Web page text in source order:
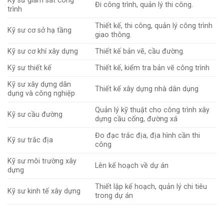
trình
Đi công trình, quản lý thi công.
Kỹ sư cơ sở hạ tầng
Thiết kế, thi công, quản lý công trình
giao thông.
Kỹ sư cơ khí xây dựng
Thiết kế bản vẽ, cầu đường.
Kỹ sư thiết kế
Thiết kế, kiểm tra bản vẽ công trình
Kỹ sư xây dựng dân
dụng và công nghiệp
Thiết kế xây dựng nhà dân dụng
Kỹ sư cầu đường
Quản lý kỹ thuật cho công trình xây
dựng cầu cống, đường xá
Kỹ sư trắc địa
Đo đạc trắc địa, địa hình cần thi
công
Kỹ sư môi trường xây
dựng
Lên kế hoạch về dự án
Kỹ sư kinh tế xây dựng
Thiết lập kế hoạch, quản lý chi tiêu
trong dự án